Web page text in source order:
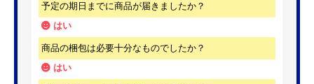
予定の期日までに商品が届きましたか？
はい
商品の梱包は必要十分なものでしたか？
はい